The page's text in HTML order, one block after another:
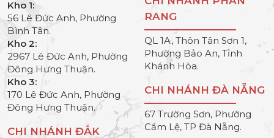
Kho 1:
56 Lê Đức Anh, Phường
Bình Tân.
Kho 2:
2967 Lê Đức Anh, Phường
Đông Hưng Thuận.
Kho 3:
170 Lê Đức Anh, Phường
Đông Hưng Thuận.
CHI NHÁNH ĐẮK
RANG
QL 1A, Thôn Tân Sơn 1,
Phường Bảo An, Tỉnh
Khánh Hòa.
CHI NHÁNH ĐÀ NẴNG
67 Trường Sơn, Phường
Cẩm Lệ, TP Đà Nẵng.